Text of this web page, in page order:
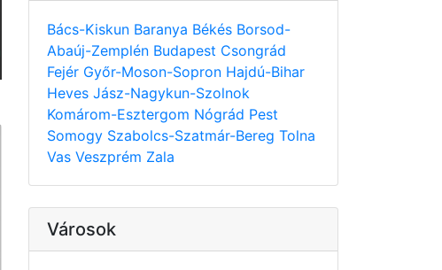
Bács-Kiskun Baranya Békés Borsod-
Abaúj-Zemplén Budapest Csongrád
Fejér Győr-Moson-Sopron Hajdú-Bihar
Heves Jász-Nagykun-Szolnok
Komárom-Esztergom Nógrád Pest
Somogy Szabolcs-Szatmár-Bereg Tolna
Vas Veszprém Zala
Városok